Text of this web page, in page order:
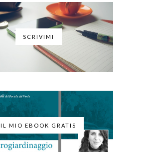
SCRIVIMI
IL MIO EBOOK GRATIS